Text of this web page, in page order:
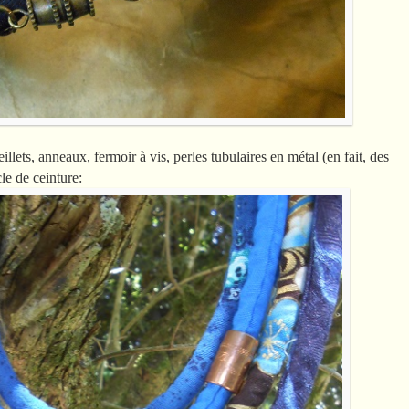
anneaux, fermoir à vis, perles tubulaires en métal (en fait, des
de ceinture: